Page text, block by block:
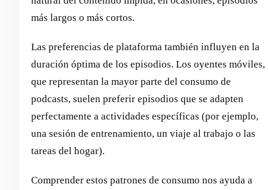
más largos o más cortos.
Las preferencias de plataforma también influyen en la
duración óptima de los episodios. Los oyentes móviles,
que representan la mayor parte del consumo de
podcasts, suelen preferir episodios que se adapten
perfectamente a actividades específicas (por ejemplo,
una sesión de entrenamiento, un viaje al trabajo o las
tareas del hogar).
Comprender estos patrones de consumo nos ayuda a